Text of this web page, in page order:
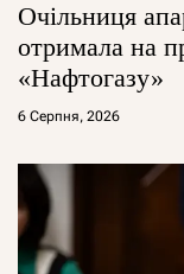
Очільниця
отримала на
«Нафтогазу»
6 Серпня, 2026